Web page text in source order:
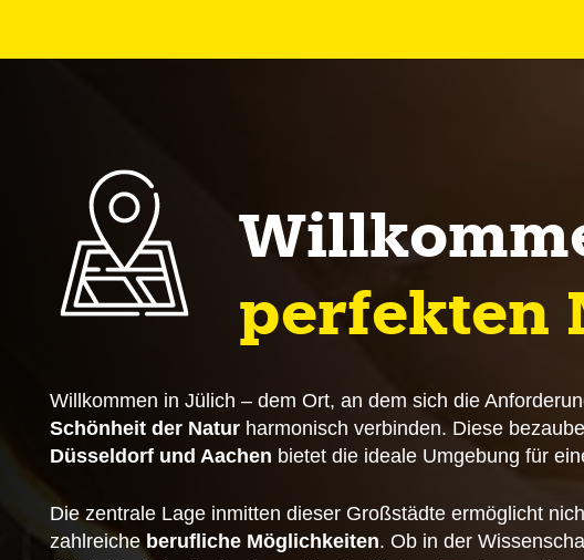
perfekten
Willkommen in Jülich – dem Ort, an dem sich die
Schönheit der Natur harmonisch verbinden. Diese
Düsseldorf und Aachen bietet die ideale Umgebung für
Die zentrale Lage inmitten dieser Großstädte ermöglicht
zahlreiche berufliche Möglichkeiten. Ob in der